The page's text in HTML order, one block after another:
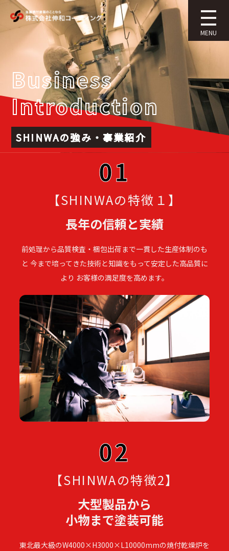
MENU
Business
Introduction
SHINWAの強み・事業紹介
01
【SHINWAの特徴１】
長年の信頼と実績
前処理から品質検査・梱包出荷まで一貫した生産体制のも
と 今まで培ってきた技術と知識をもって安定した高品質に
より お客様の満足度を高めます。
02
【SHINWAの特徴2】
大型製品から
小物まで塗装可能
東北最大級のW4000×H3000×L10000mmの焼付乾燥炉を